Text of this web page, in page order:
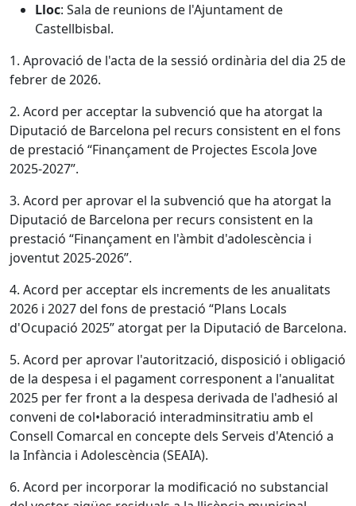
Lloc: Sala de reunions de l'Ajuntament de
Castellbisbal.
1. Aprovació de l'acta de la sessió ordinària del dia 25 de
febrer de 2026.
2. Acord per acceptar la subvenció que ha atorgat la
Diputació de Barcelona pel recurs consistent en el fons
de prestació “Finançament de Projectes Escola Jove
2025-2027”.
3. Acord per aprovar el la subvenció que ha atorgat la
Diputació de Barcelona per recurs consistent en la
prestació “Finançament en l'àmbit d'adolescència i
joventut 2025-2026”.
4. Acord per acceptar els increments de les anualitats
2026 i 2027 del fons de prestació “Plans Locals
d'Ocupació 2025” atorgat per la Diputació de Barcelona.
5. Acord per aprovar l'autorització, disposició i obligació
de la despesa i el pagament corresponent a l'anualitat
2025 per fer front a la despesa derivada de l'adhesió al
conveni de col•laboració interadminsitratiu amb el
Consell Comarcal en concepte dels Serveis d'Atenció a
la Infància i Adolescència (SEAIA).
6. Acord per incorporar la modificació no substancial